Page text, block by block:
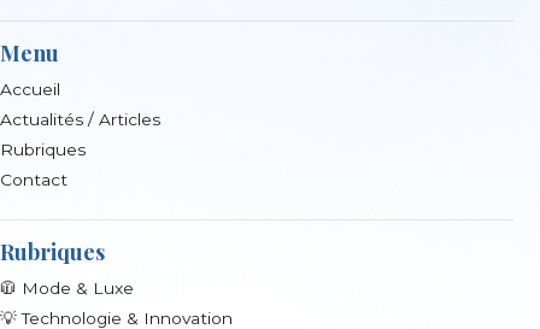
Menu
Accueil
Actualités / Articles
Rubriques
Contact
Rubriques
🧥 Mode & Luxe
💡 Technologie & Innovation